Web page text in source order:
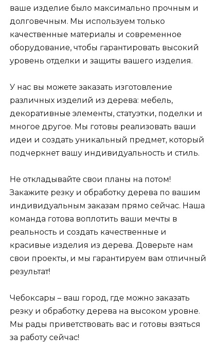
ваше изделие было максимально прочным и
долговечным. Мы используем только
качественные материалы и современное
оборудование, чтобы гарантировать высокий
уровень отделки и защиты вашего изделия.
У нас вы можете заказать изготовление
различных изделий из дерева: мебель,
декоративные элементы, статуэтки, поделки и
многое другое. Мы готовы реализовать ваши
идеи и создать уникальный предмет, который
подчеркнет вашу индивидуальность и стиль.
Не откладывайте свои планы на потом!
Закажите резку и обработку дерева по вашим
индивидуальным заказам прямо сейчас. Наша
команда готова воплотить ваши мечты в
реальность и создать качественные и
красивые изделия из дерева. Доверьте нам
свои проекты, и мы гарантируем вам отличный
результат!
Чебоксары – ваш город, где можно заказать
резку и обработку дерева на высоком уровне.
Мы рады приветствовать вас и готовы взяться
за работу сейчас!